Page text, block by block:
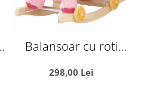
Balansoar cu roti
298,00 Lei